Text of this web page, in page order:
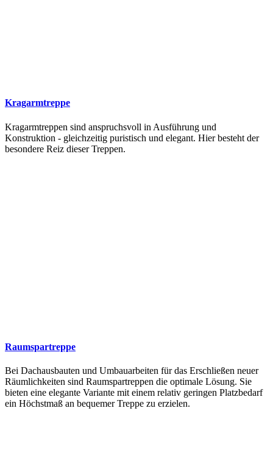
Kragarmtreppe
Kragarmtreppen sind anspruchsvoll in Ausführung und
Konstruktion - gleichzeitig puristisch und elegant. Hier besteht der
besondere Reiz dieser Treppen.
Raumspartreppe
Bei Dachausbauten und Umbauarbeiten für das Erschließen neuer
Räumlichkeiten sind Raumspartreppen die optimale Lösung. Sie
bieten eine elegante Variante mit einem relativ geringen Platzbedarf
ein Höchstmaß an bequemer Treppe zu erzielen.